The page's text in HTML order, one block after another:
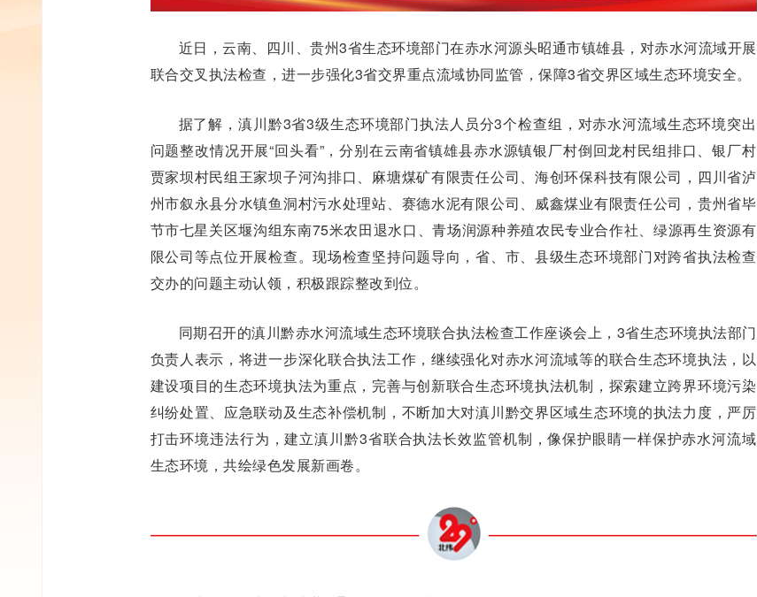
近日，云南、四川、贵州3省生态环境部门在赤水河源头昭通市镇雄县，对赤水河流域开展
联合交叉执法检查，进一步强化3省交界重点流域协同监管，保障3省交界区域生态环境安全。
据了解，滇川黔3省3级生态环境部门执法人员分3个检查组，对赤水河流域生态环境突出
问题整改情况开展“回头看”，分别在云南省镇雄县赤水源镇银厂村倒回龙村民组排口、银厂村
贾家坝村民组王家坝子河沟排口、麻塘煤矿有限责任公司、海创环保科技有限公司，四川省泸
州市叙永县分水镇鱼洞村污水处理站、赛德水泥有限公司、威鑫煤业有限责任公司，贵州省毕
节市七星关区堰沟组东南75米农田退水口、青场润源种养殖农民专业合作社、绿源再生资源有
限公司等点位开展检查。现场检查坚持问题导向，省、市、县级生态环境部门对跨省执法检查
交办的问题主动认领，积极跟踪整改到位。
同期召开的滇川黔赤水河流域生态环境联合执法检查工作座谈会上，3省生态环境执法部门
负责人表示，将进一步深化联合执法工作，继续强化对赤水河流域等的联合生态环境执法，以
建设项目的生态环境执法为重点，完善与创新联合生态环境执法机制，探索建立跨界环境污染
纠纷处置、应急联动及生态补偿机制，不断加大对滇川黔交界区域生态环境的执法力度，严厉
打击环境违法行为，建立滇川黔3省联合执法长效监管机制，像保护眼睛一样保护赤水河流域
生态环境，共绘绿色发展新画卷。